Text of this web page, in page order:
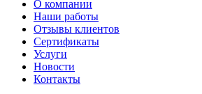
О компании
Наши работы
Отзывы клиентов
Сертификаты
Услуги
Новости
Контакты